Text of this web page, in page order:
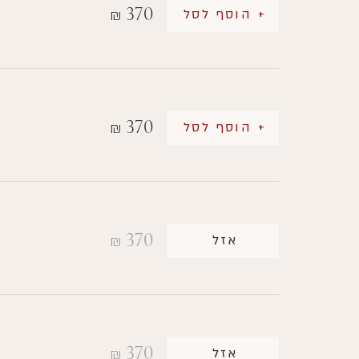
₪ 370 + הוסף לסל
₪ 370 + הוסף לסל
₪ 370 אזל
₪ 370 אזל